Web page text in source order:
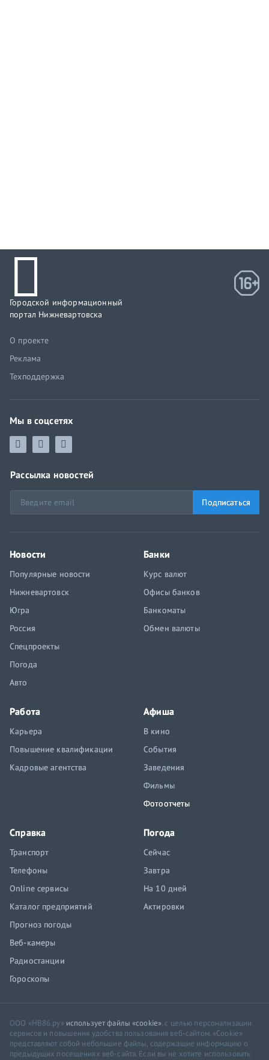
Городской информационный
портал Нижневартовска
О проекте
Реклама
Техподдержка
Мы в соцсетях
Рассылка новостей
Подписаться
Новости
Популярные новости
Нижневартовск
Югра
Россия
Спецпроекты
Погода
Авто
Банки
Курс валют
Офисы банков
Банкоматы
Обмен валюты
Работа
Карьера
Повышение квалификации
Кадровые агентства
Афиша
В кино
События
Заведения
Фильмы
Фотоотчеты
Справка
Транспорт
Телефоны
Online сервисы
Каталог предприятий
Прогноз погоды
Веб-камеры
Радиостанции
Гороскопы
Погода
Сейчас
Завтра
На 10 дней
Актировки
ООО «НВ86.ру» использует файлы «cookie», с целью персонализации
сервисов и повышения удобства пользования веб-сайтом. «Cookie»
представляют собой небольшие файлы, содержащие информацию о
предыдущих посещениях веб-сайта. Если вы не хотите использовать